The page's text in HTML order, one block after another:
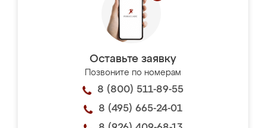
Оставьте заявку
Позвоните по номерам
8 (800) 511-89-55
8 (495) 665-24-01